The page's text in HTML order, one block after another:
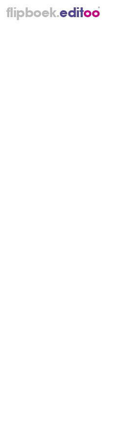
flipboek.editoo®